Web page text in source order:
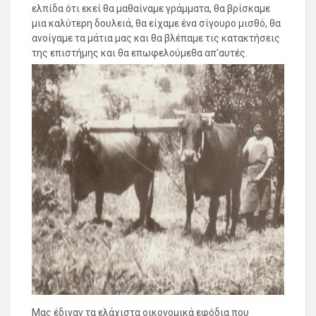
ελπίδα ότι εκεί θα μαθαίναμε γράμματα, θα βρίσκαμε
μια καλύτερη δουλειά, θα είχαμε ένα σίγουρο μισθό, θα
ανοίγαμε τα μάτια μας και θα βλέπαμε τις κατακτήσεις
της επιστήμης και θα επωφελούμεθα απ’αυτές.
Μας έδιναν τα ελάχιστα οικονομικά εφόδια που